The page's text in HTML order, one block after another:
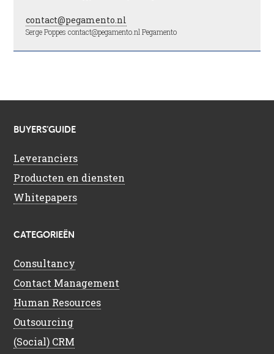
contact@pegamento.nl
Serge Poppes contact@pegamento.nl Pegamento
BUYERS’GUIDE
Leveranciers
Producten en diensten
Whitepapers
CATEGORIEËN
Consultancy
Contact Management
Human Resources
Outsourcing
(Social) CRM